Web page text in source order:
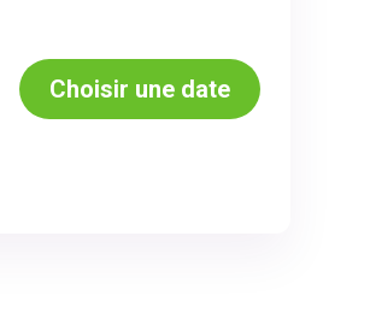
Choisir une date